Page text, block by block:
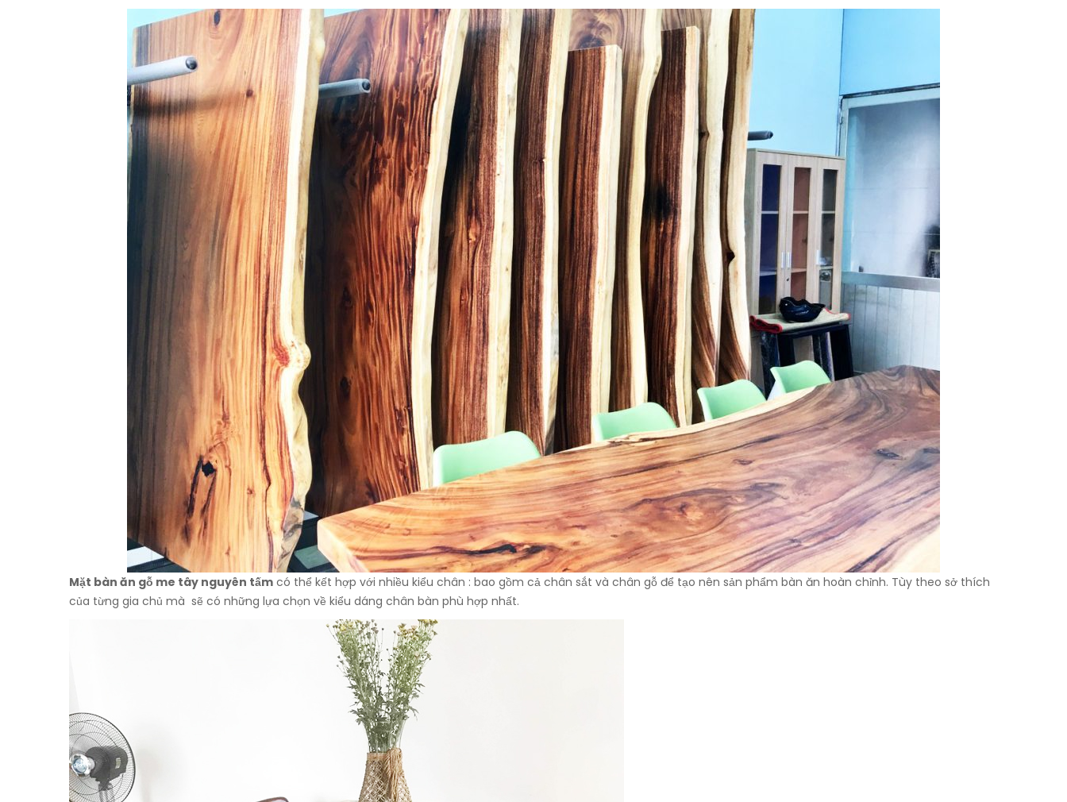
Mặt bàn ăn gỗ me tây nguyên tấm có thể kết hợp với nhiều kiểu chân : bao gồm cả chân sắt và chân gỗ để tạo nên sản phẩm bàn ăn hoàn chỉnh. Tùy theo sở thích
của từng gia chủ mà sẽ có những lựa chọn về kiểu dáng chân bàn phù hợp nhất.